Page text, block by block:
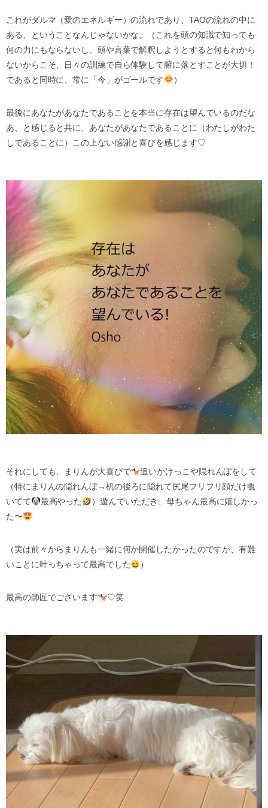
これがダルマ（愛のエネルギー）の流れであり、 TAOの流れの中に
ある、ということなんじゃないかな。（これを頭の知識で知っても
何の力にもならないし、頭や言葉で解釈しようとすると何もわから
ないからこそ、日々の訓練で自ら体験して腑に落とすことが大切！
であると同時に、常に「今」がゴールです
）
最後にあなたがあなたであることを本当に存在は望んでいるのだな
あ、と感じると共に、あなたがあなたであることに（わたしがわた
しであることに）この上ない感謝と喜びを感じます♡
それにしても、まりんが大喜びで
追いかけっこや隠れんぼをして
（特にまりんの隠れんぼ→机の後ろに隠れて尻尾フリフリ顔だけ覗
いてて
最高やった
）遊んでいただき、母ちゃん最高に嬉しかっ
た〜
（実は前々からまりんも一緒に何か開催したかったのですが、有難
いことに叶っちゃって最高でした
）
最高の師匠でございます ♡笑